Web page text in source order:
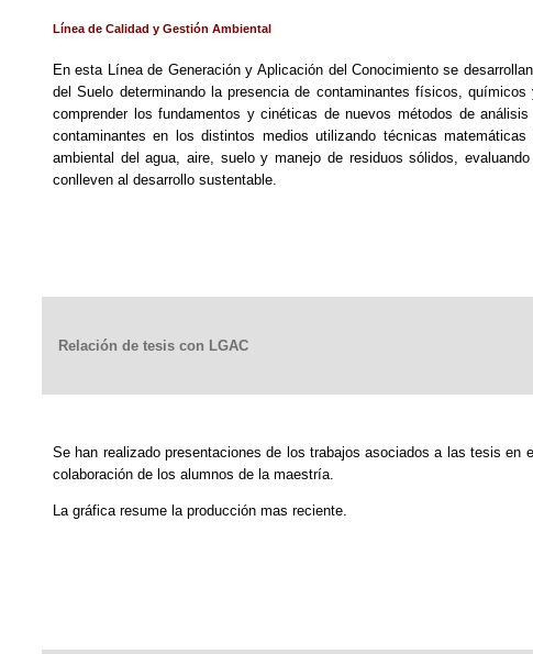
Línea de Calidad y Gestión Ambiental
En esta Línea de Generación y Aplicación del Conocimiento se
del Suelo determinando la presencia de contaminantes físicos,
comprender los fundamentos y cinéticas de nuevos métodos de
contaminantes en los distintos medios utilizando técnicas
ambiental del agua, aire, suelo y manejo de residuos sólidos,
conlleven al desarrollo sustentable.
Relación de tesis con LGAC
Se han realizado presentaciones de los trabajos asociados a las tesis
colaboración de los alumnos de la maestría.
La gráfica resume la producción mas reciente.